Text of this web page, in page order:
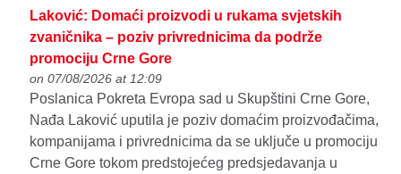
Laković: Domaći proizvodi u rukama svjetskih
zvaničnika – poziv privrednicima da podrže
promociju Crne Gore
on 07/08/2026 at 12:09
Poslanica Pokreta Evropa sad u Skupštini Crne Gore,
Nađa Laković uputila je poziv domaćim proizvođačima,
kompanijama i privrednicima da se uključe u promociju
Crne Gore tokom predstojećeg predsjedavanja u